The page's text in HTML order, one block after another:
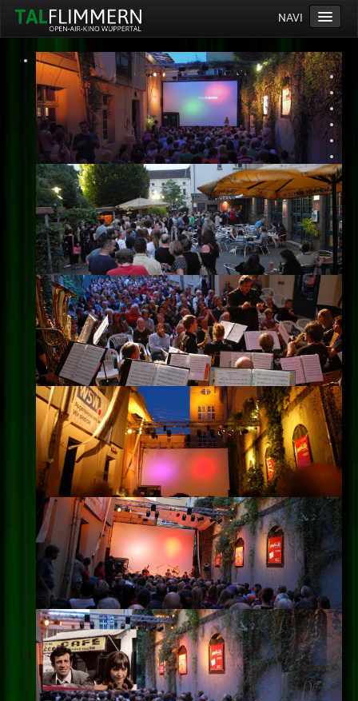
NAVI
Home
Programm
Service
Ticketinfos
Ort
Anreise
Wetter
Kinogutschein
Konzept
Archiv
Kontakt
Impressum
Datenschutz